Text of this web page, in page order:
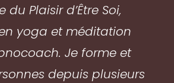
du Plaisir d’Être Soi,
yoga et méditation
Je forme et
depuis plusieurs